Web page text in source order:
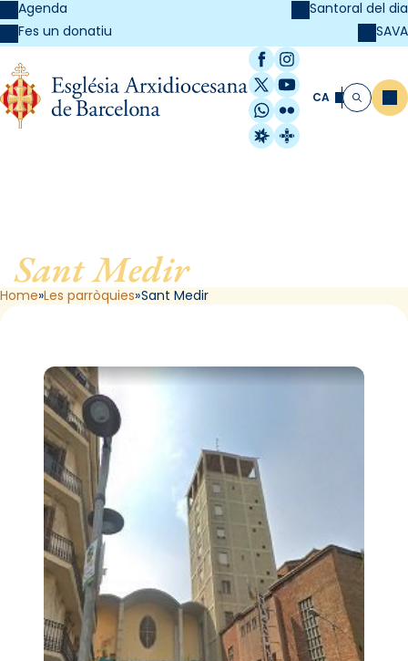
Agenda
Fes un donatiu
Santoral del dia
SAVA
Facebook
Instagram
X / Twitter
YouTube
WhatsApp
Flickr
Radio Estel
Catalunya
CA Cerca
Sant Medir, de Barcelona
Home Les parròquies Sant Medir